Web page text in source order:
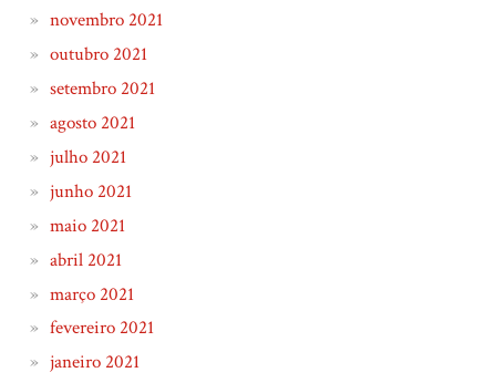
novembro 2021
outubro 2021
setembro 2021
agosto 2021
julho 2021
junho 2021
maio 2021
abril 2021
março 2021
fevereiro 2021
janeiro 2021